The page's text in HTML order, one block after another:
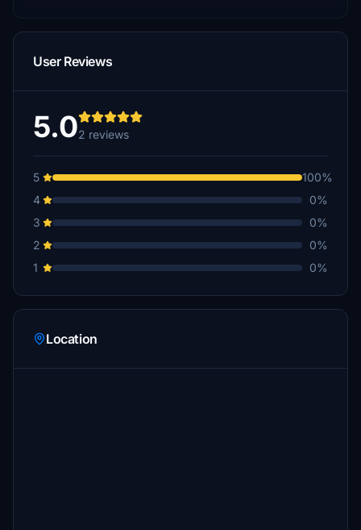
User Reviews
5.02 reviews
5
100%
4
0%
3
0%
2
0%
1
0%
Location